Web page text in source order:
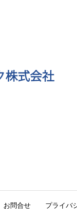
お問合せ プライバ